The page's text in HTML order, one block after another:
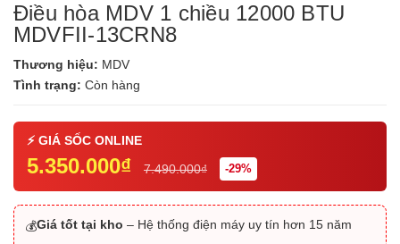
Điều hòa MDV 1 chiều 12000 BTU
MDVFII-13CRN8
Thương hiệu: MDV
Tình trạng: Còn hàng
5.350.000₫ 7.490.000₫ -29%
💰Giá tốt tại kho – Hệ thống điện máy uy tín hơn 15 năm